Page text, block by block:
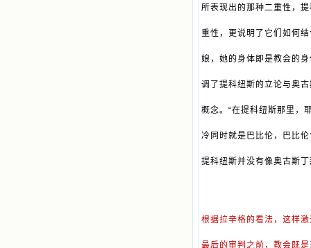
所表现出的那种二重性，
重性，更说明了它们如何
娘，她的身体即是教会的
调了提科纽斯的立论与奥
概念。“在提科纽斯那里，
冷同时就是巴比伦，巴比
提科纽斯并没有像奥古斯
根据拉辛格的看法，这样
最后的审判之前，教会既